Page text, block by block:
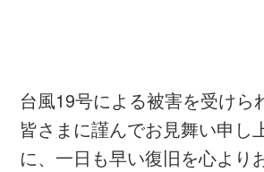
台風19号による被害を受けら
皆さまに謹んでお見舞い申し
に、一日も早い復旧を心より